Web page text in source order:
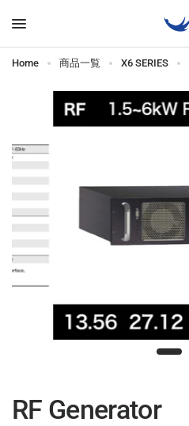
Home 商品一覧 X6 SERIES
RF Generator